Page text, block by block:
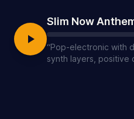
Slim Now
“Pop-electronic with
synth layers, positive